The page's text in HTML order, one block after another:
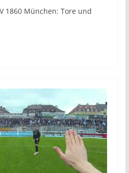
1860 München: Tore und